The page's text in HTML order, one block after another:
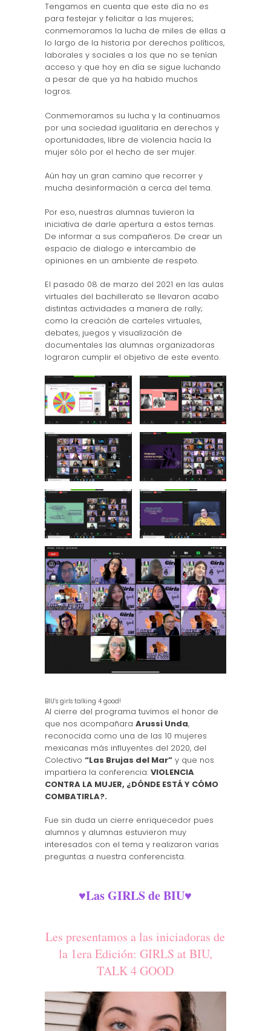
Tengamos en cuenta que este día no es
para festejar y felicitar a las mujeres;
conmemoramos la lucha de miles de ellas a
lo largo de la historia por derechos políticos,
laborales y sociales a los que no se tenían
acceso y que hoy en día se sigue luchando
a pesar de que ya ha habido muchos
logros.
Conmemoramos su lucha y la continuamos
por una sociedad igualitaria en derechos y
oportunidades, libre de violencia hacía la
mujer sólo por el hecho de ser mujer.
Aún hay un gran camino que recorrer y
mucha desinformación a cerca del tema.
Por eso, nuestras alumnas tuvieron la
iniciativa de darle apertura a estos temas.
De informar a sus compañeros. De crear un
espacio de dialogo e intercambio de
opiniones en un ambiente de respeto.
El pasado 08 de marzo del 2021 en las aulas
virtuales del bachillerato se llevaron acabo
distintas actividades a manera de rally;
como la creación de carteles virtuales,
debates, juegos y visualización de
documentales las alumnas organizadoras
lograron cumplir el objetivo de este evento.
BIU’s girls talking 4 good!
Al cierre del programa tuvimos el honor de
que nos acompañara Arussi Unda,
reconocida como una de las 10 mujeres
mexicanas más influyentes del 2020, del
Colectivo “Las Brujas del Mar”y que nos
impartiera la conferencia: VIOLENCIA
CONTRA LA MUJER, ¿DÓNDE ESTÁ Y CÓMO
COMBATIRLA?.
Fue sin duda un cierre enriquecedor pues
alumnos y alumnas estuvieron muy
interesados con el tema y realizaron varias
preguntas a nuestra conferencista.
♥Las GIRLS de BIU♥
Les presentamos a las iniciadoras de
la 1era Edición: GIRLS at BIU,
TALK 4 GOOD